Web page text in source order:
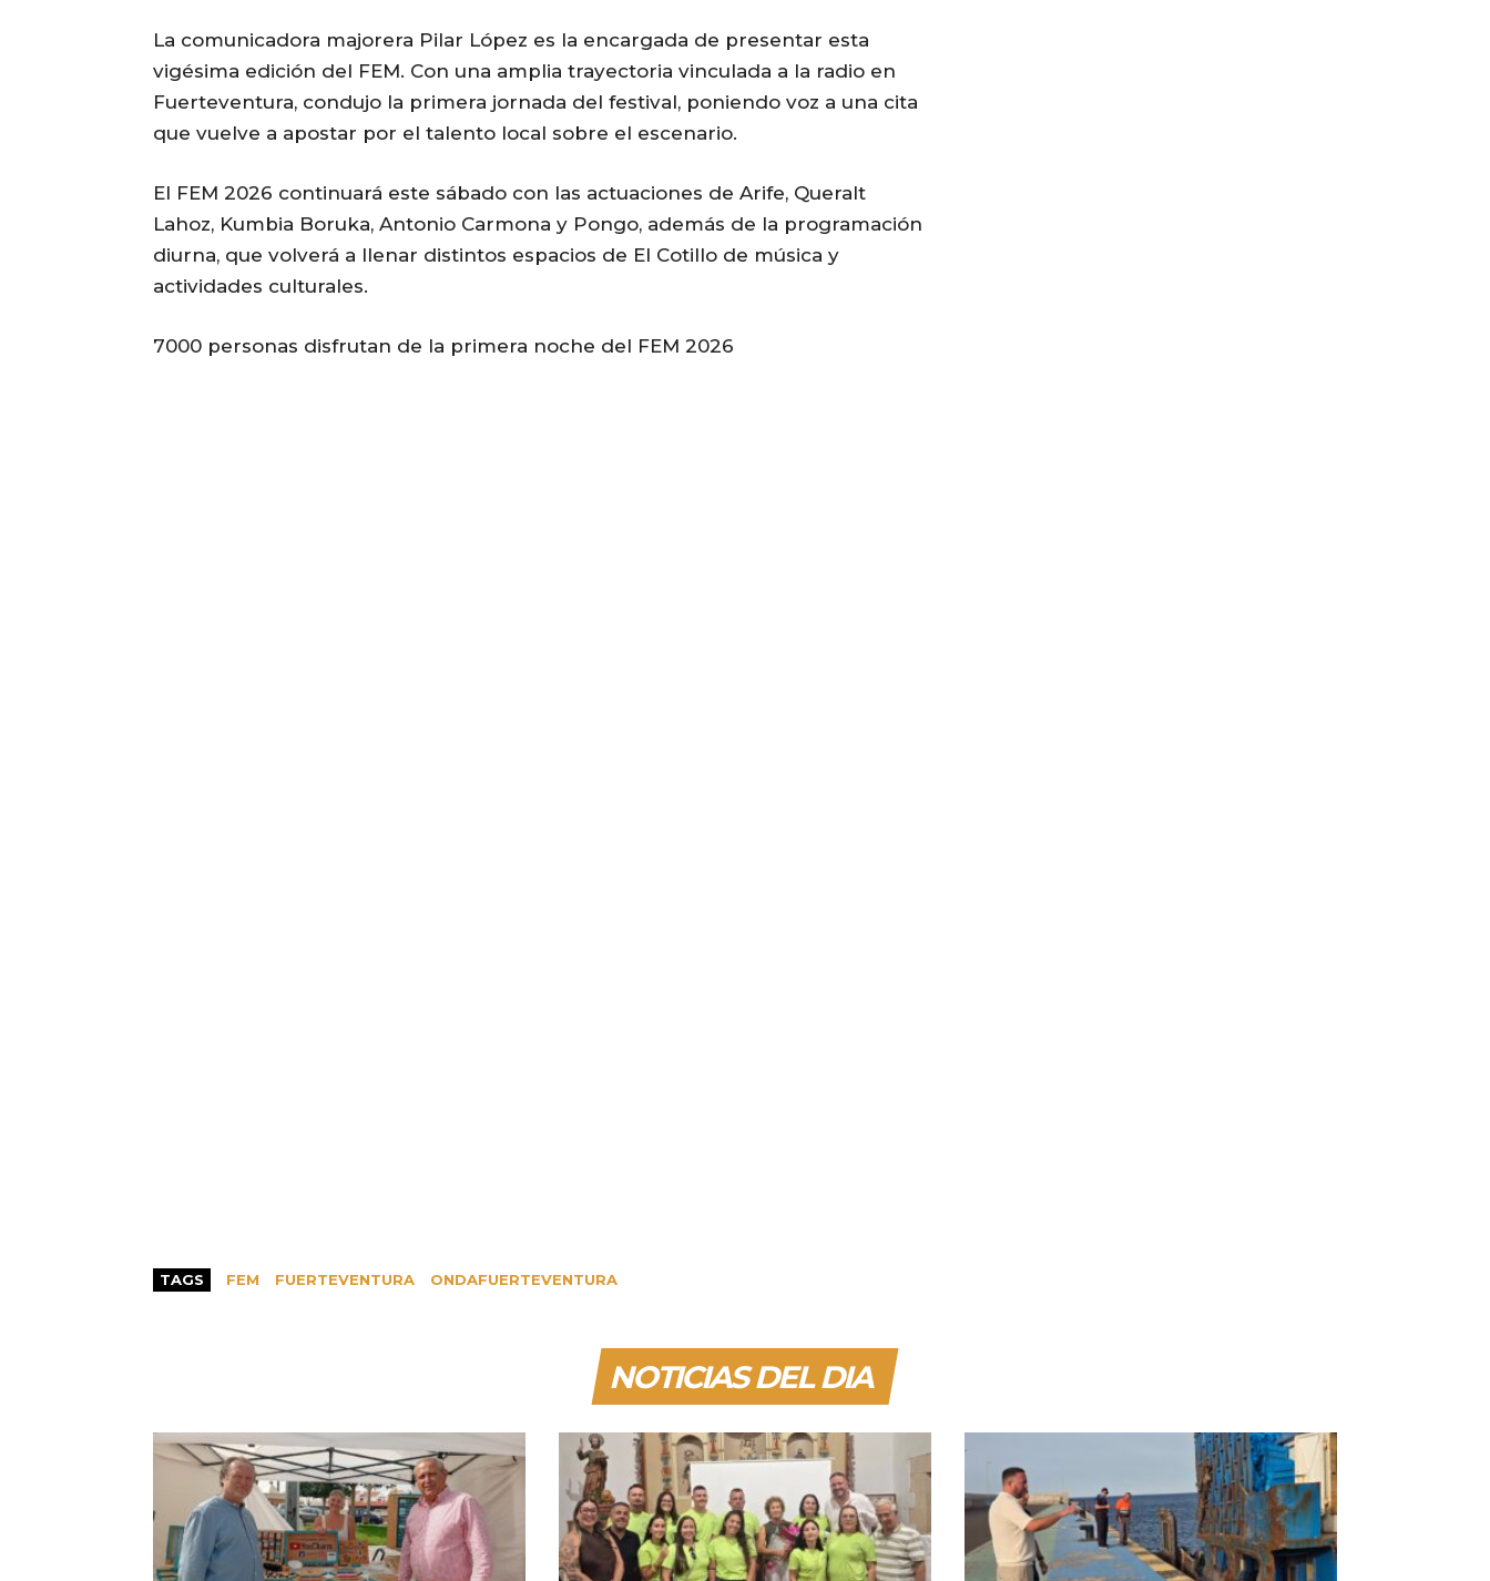
La comunicadora majorera Pilar López es la encargada de presentar esta
vigésima edición del FEM. Con una amplia trayectoria vinculada a la radio en
Fuerteventura, condujo la primera jornada del festival, poniendo voz a una cita
que vuelve a apostar por el talento local sobre el escenario.
El FEM 2026 continuará este sábado con las actuaciones de Arife, Queralt
Lahoz, Kumbia Boruka, Antonio Carmona y Pongo, además de la programación
diurna, que volverá a llenar distintos espacios de El Cotillo de música y
actividades culturales.
7000 personas disfrutan de la primera noche del FEM 2026
TAGS FEM FUERTEVENTURA ONDAFUERTEVENTURA
NOTICIAS DEL DIA